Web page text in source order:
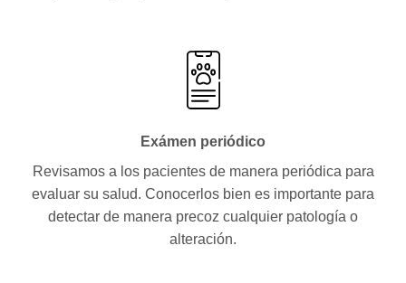
Exámen periódico
Revisamos a los pacientes de manera periódica para
evaluar su salud. Conocerlos bien es importante para
detectar de manera precoz cualquier patología o
alteración.